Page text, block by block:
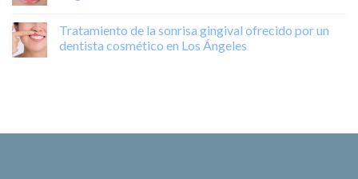
Tratamiento de la sonrisa gingival ofrecido por un
dentista cosmético en Los Ángeles